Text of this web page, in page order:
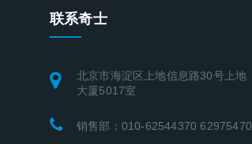
联系奇士
北京市海淀区上地信息路30号上地
大厦5017室
销售部：010-62544370 62975470